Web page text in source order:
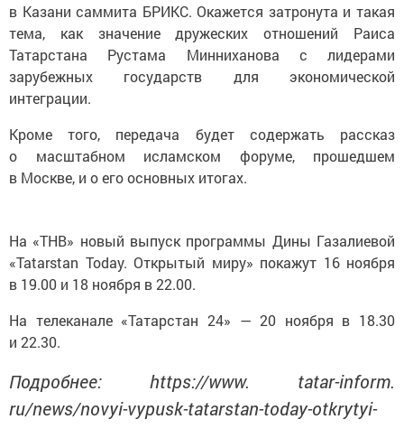
в Казани саммита БРИКС. Окажется затронута и такая
тема, как значение дружеских отношений Раиса
Татарстана Рустама Минниханова с лидерами
зарубежных государств для экономической
интеграции.
Кроме того, передача будет содержать рассказ
о масштабном исламском форуме, прошедшем
в Москве, и о его основных итогах.
На «ТНВ» новый выпуск программы Дины Газалиевой
«Tatarstan Today. Открытый миру» покажут 16 ноября
в 19.00 и 18 ноября в 22.00.
На телеканале «Татарстан 24» — 20 ноября в 18.30
и 22.30.
Подробнее: https://www. tatar-inform.
ru/news/novyi-vypusk-tatarstan-today-otkrytyi-